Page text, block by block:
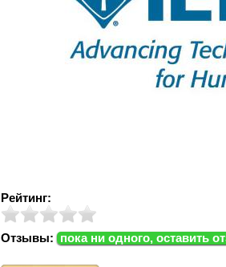
Рейтинг:
Отзывы: пока ни одного, оставить